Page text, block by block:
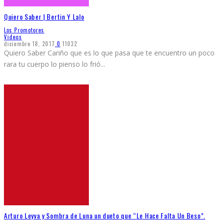
Quiero Saber | Bertin Y Lalo
Los Promotores
Videos
diciembre 18, 2017 0 11032
Quiero Saber Cariño que es lo que pasa que te encuentro un poco
rara tu cuerpo lo pienso lo frió...
Arturo Leyva y Sombra de Luna un dueto que “Le Hace Falta Un Beso”.